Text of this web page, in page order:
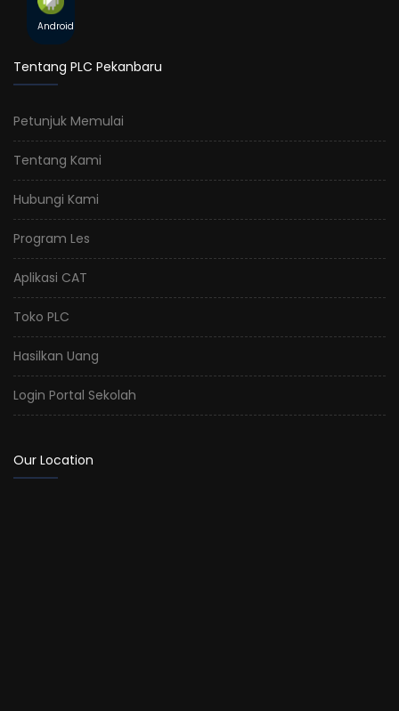
Android
Tentang PLC Pekanbaru
Petunjuk Memulai
Tentang Kami
Hubungi Kami
Program Les
Aplikasi CAT
Toko PLC
Hasilkan Uang
Login Portal Sekolah
Our Location